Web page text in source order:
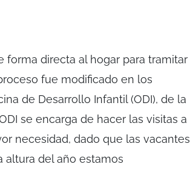
directa al hogar para tramitar
fue modificado en los
de Desarrollo Infantil (ODI), de la
se encarga de hacer las visitas a
necesidad, dado que las vacantes
altura del año estamos